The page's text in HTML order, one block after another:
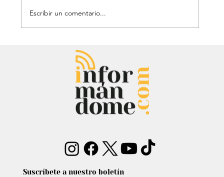
Estatua de John Lennon, que era de
Carlos Lehder, regresó al Quindío y
reabrió debate sobre memoria y
narcotráfico
Escribir un comentario...
Suscríbete a nuestro boletín